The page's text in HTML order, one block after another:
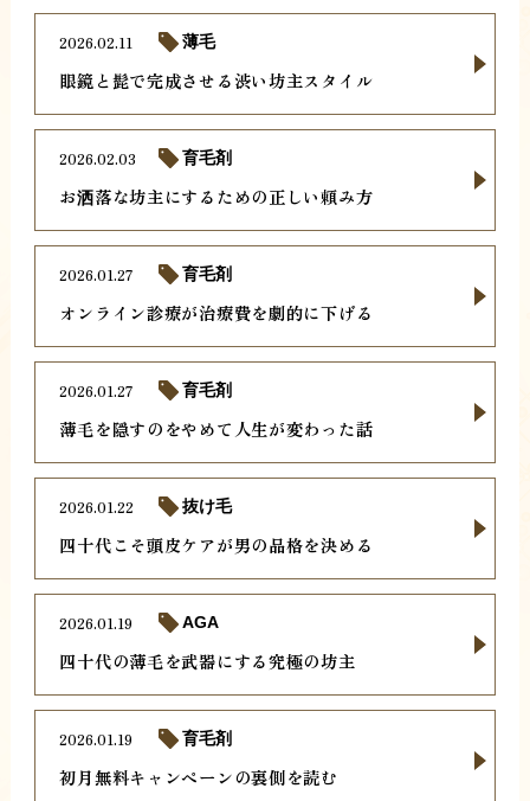
眼鏡と髭で完成させる渋い坊主スタイル
2026.02.11 薄毛
お洒落な坊主にするための正しい頼み方
2026.02.03 育毛剤
オンライン診療が治療費を劇的に下げる
2026.01.27 育毛剤
薄毛を隠すのをやめて人生が変わった話
2026.01.27 育毛剤
四十代こそ頭皮ケアが男の品格を決める
2026.01.22 抜け毛
四十代の薄毛を武器にする究極の坊主
2026.01.19 AGA
初月無料キャンペーンの裏側を読む
2026.01.19 育毛剤